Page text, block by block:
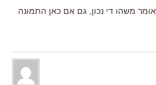
דורון, אתה צודק. אבל מס' 9 אומר משהו די נכון, גם אם כאן התמונה